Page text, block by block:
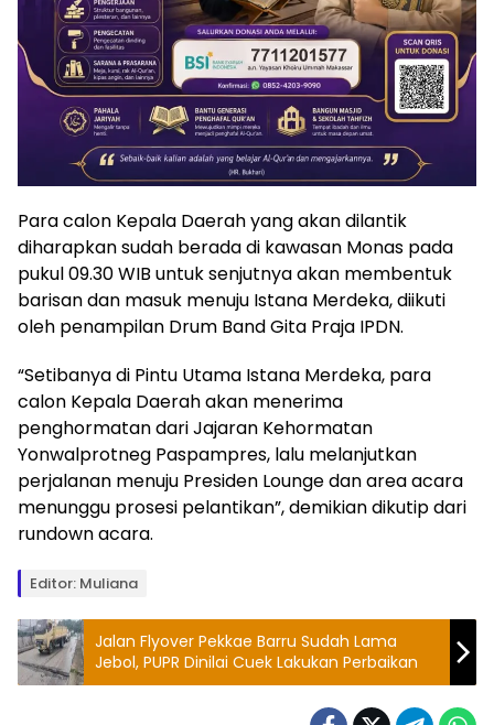
Para calon Kepala Daerah yang akan dilantik
diharapkan sudah berada di kawasan Monas pada
pukul 09.30 WIB untuk senjutnya akan membentuk
barisan dan masuk menuju Istana Merdeka, diikuti
oleh penampilan Drum Band Gita Praja IPDN.
“Setibanya di Pintu Utama Istana Merdeka, para
calon Kepala Daerah akan menerima
penghormatan dari Jajaran Kehormatan
Yonwalprotneg Paspampres, lalu melanjutkan
perjalanan menuju Presiden Lounge dan area acara
menunggu prosesi pelantikan”, demikian dikutip dari
rundown acara.
Editor: Muliana
Jalan Flyover Pekkae Barru Sudah Lama
Jebol, PUPR Dinilai Cuek Lakukan Perbaikan